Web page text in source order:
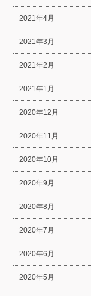
2021年4月
2021年3月
2021年2月
2021年1月
2020年12月
2020年11月
2020年10月
2020年9月
2020年8月
2020年7月
2020年6月
2020年5月